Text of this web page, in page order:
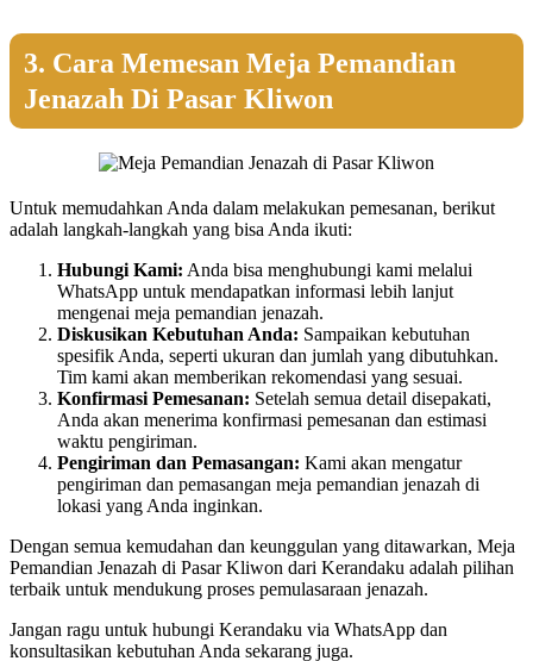
3. Cara Memesan Meja Pemandian
Jenazah Di Pasar Kliwon
Untuk memudahkan Anda dalam melakukan pemesanan, berikut
adalah langkah-langkah yang bisa Anda ikuti:
Hubungi Kami: Anda bisa menghubungi kami melalui
WhatsApp untuk mendapatkan informasi lebih lanjut
mengenai meja pemandian jenazah.
Diskusikan Kebutuhan Anda: Sampaikan kebutuhan
spesifik Anda, seperti ukuran dan jumlah yang dibutuhkan.
Tim kami akan memberikan rekomendasi yang sesuai.
Konfirmasi Pemesanan: Setelah semua detail disepakati,
Anda akan menerima konfirmasi pemesanan dan estimasi
waktu pengiriman.
Pengiriman dan Pemasangan: Kami akan mengatur
pengiriman dan pemasangan meja pemandian jenazah di
lokasi yang Anda inginkan.
Dengan semua kemudahan dan keunggulan yang ditawarkan, Meja
Pemandian Jenazah di Pasar Kliwon dari Kerandaku adalah pilihan
terbaik untuk mendukung proses pemulasaraan jenazah.
Jangan ragu untuk hubungi Kerandaku via WhatsApp dan
konsultasikan kebutuhan Anda sekarang juga.